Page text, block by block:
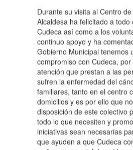
Durante su visita al Centro
Alcaldesa ha felicitado a todo
Cudeca así como a los
continuo apoyo y ha
Gobierno Municipal tenemos
compromiso con Cudeca,
atención que prestan a las
sufren la enfermedad del
familiares, tanto en el centro
domicilios y es por ello que
disposición de este colectivo
todo lo que necesiten y
iniciativas sean necesarias
que ayuden a que Cudeca